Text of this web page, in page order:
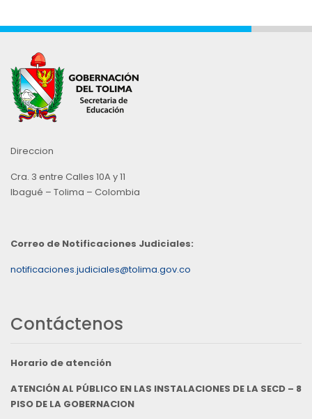
Direccion
Cra. 3 entre Calles 10A y 11
Ibagué – Tolima – Colombia
Correo de Notificaciones Judiciales:
notificaciones.judiciales@tolima.gov.co
Contáctenos
Horario de atención
ATENCIÓN AL PÚBLICO EN LAS INSTALACIONES DE LA SECD – 8
PISO DE LA GOBERNACION